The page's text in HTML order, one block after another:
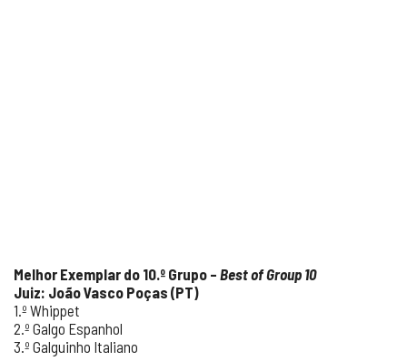
Melhor Exemplar do 10.º Grupo – Best of Group 10
Juiz: João Vasco Poças (PT)
1.º Whippet
2.º Galgo Espanhol
3.º Galguinho Italiano